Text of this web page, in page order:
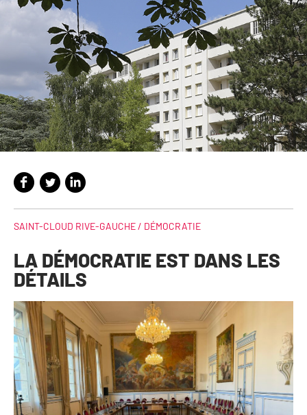
SAINT-CLOUD RIVE-GAUCHE / DÉMOCRATIE
LA DÉMOCRATIE EST DANS LES
DÉTAILS